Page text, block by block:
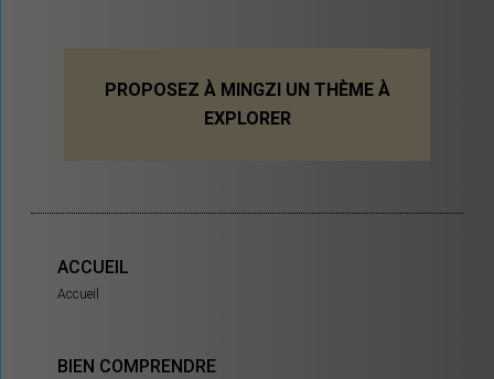
PROPOSEZ À MINGZI UN THÈME À
EXPLORER
ACCUEIL
Accueil
BIEN COMPRENDRE